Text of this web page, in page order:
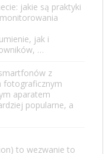
jakie są praktyki
jak i
…
z
fotograficznym
aparatem
popularne, a
to wezwanie to